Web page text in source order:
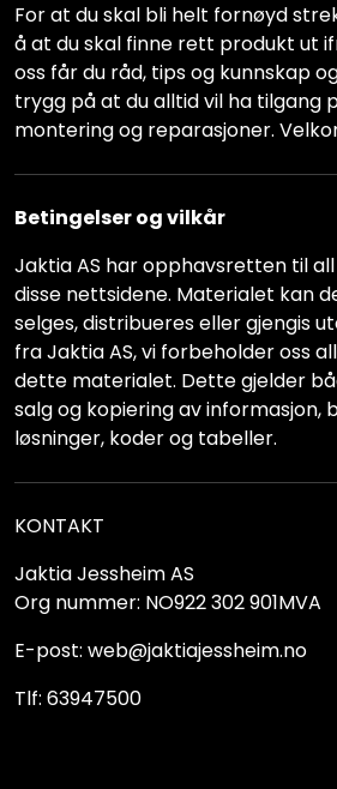
For at du skal bli helt fornøyd
å at du skal finne rett produkt ut
oss får du råd, tips og kunnskap
trygg på at du alltid vil ha tilgang
montering og reparasjoner.
Betingelser og vilkår
Jaktia AS har opphavsretten til
disse nettsidene. Materialet kan
selges, distribueres eller gjengis
fra Jaktia AS, vi forbeholder oss
dette materialet. Dette gjelder
salg og kopiering av informasjon,
løsninger, koder og tabeller.
KONTAKT
Jaktia Jessheim AS
Org nummer: NO922 302 901MVA
E-post: web@jaktiajessheim.no
Tlf: 63947500